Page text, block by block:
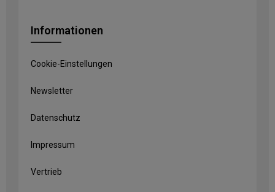
Informationen
Cookie-Einstellungen
Newsletter
Datenschutz
Impressum
Vertrieb